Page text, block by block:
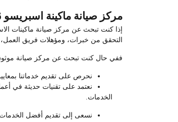
مركز صيانة ماكينة اسبريسو 0563572486
إذا كنت تبحث عن مركز صيانة ماكينات
التحقق من خبرات، ومؤهلات فريق العمل،
ففي حال كنت تبحث عن مركز صيانة
نحرص على تقديم خدماتنا
نعتمد على تقنيات حديثة في
الخدمات.
نسعى إلى تقديم أفضل